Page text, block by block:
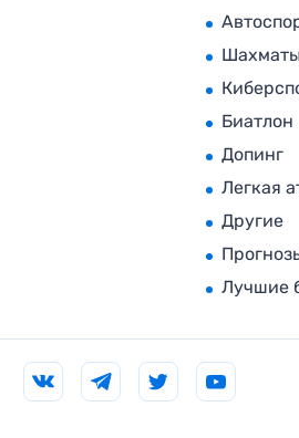
Биатлон
Допинг
Легкая
Другие
Лучшие